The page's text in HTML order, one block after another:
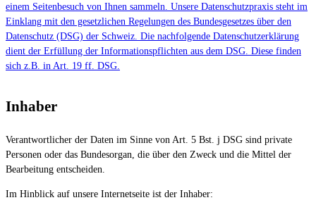
einem Seitenbesuch von Ihnen sammeln. Unsere Datenschutzpraxis steht im
Einklang mit den gesetzlichen Regelungen des Bundesgesetzes über den
Datenschutz (DSG) der Schweiz. Die nachfolgende Datenschutzerklärung
dient der Erfüllung der Informationspflichten aus dem DSG. Diese finden
sich z.B. in Art. 19 ff. DSG.
Inhaber
Verantwortlicher der Daten im Sinne von Art. 5 Bst. j DSG sind private
Personen oder das Bundesorgan, die über den Zweck und die Mittel der
Bearbeitung entscheiden.
Im Hinblick auf unsere Internetseite ist der Inhaber: